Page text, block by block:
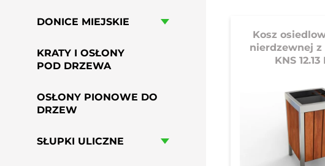
Kosz
nierdzewnej
KNS
DONICE MIEJSKIE
KRATY I OSŁONY
POD DRZEWA
OSŁONY PIONOWE DO
DRZEW
SŁUPKI ULICZNE